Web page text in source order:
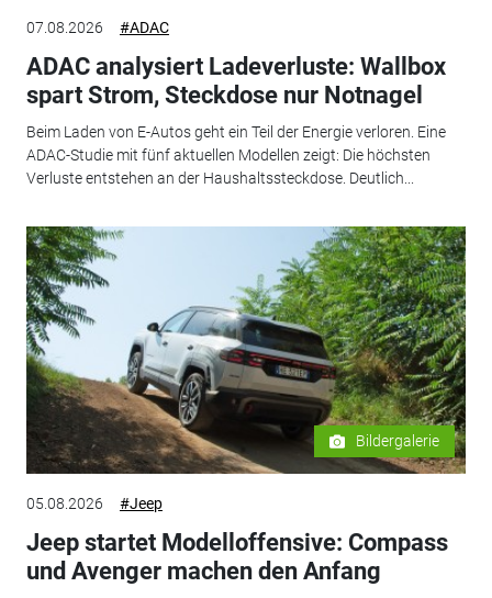
07.08.2026 #ADAC
ADAC analysiert Ladeverluste: Wallbox
spart Strom, Steckdose nur Notnagel
Beim Laden von E-Autos geht ein Teil der Energie verloren. Eine
ADAC-Studie mit fünf aktuellen Modellen zeigt: Die höchsten
Verluste entstehen an der Haushaltssteckdose. Deutlich...
Bildergalerie
05.08.2026 #Jeep
Jeep startet Modelloffensive: Compass
und Avenger machen den Anfang